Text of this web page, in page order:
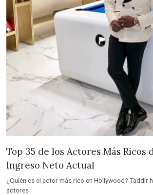
Top 35 de los Actores Más Ricos
Ingreso Neto Actual
¿Quién es el actor más rico en Hollywood? Taddlr
actores